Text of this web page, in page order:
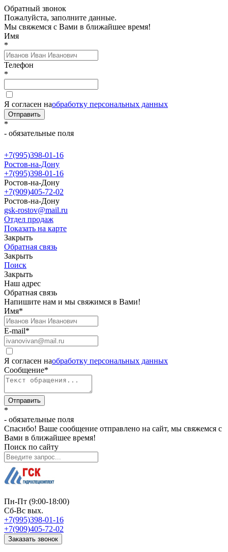
Обратный звонок
Пожалуйста, заполните данные.
Мы свяжемся с Вами в ближайшее время!
Имя
*
Телефон
*
Я согласен наобработку персональных данных
Отправить
*
- обязательные поля
+7(995)398-01-16
Ростов-на-Дону
+7(995)398-01-16
Ростов-на-Дону
+7(909)405-72-02
Ростов-на-Дону
gsk-rostov@mail.ru
Отдел продаж
Показать на карте
Закрыть
Обратная связь
Закрыть
Поиск
Закрыть
Наш адрес
Обратная связь
Напишите нам и мы свяжимся в Вами!
Имя*
E-mail*
Я согласен наобработку персональных данных
Сообщение*
Отправить
*
- обязательные поля
Спасибо! Ваше сообщение отправлено на сайт, мы свяжемся с
Вами в ближайшее время!
Поиск по сайту
Пн-Пт (9:00-18:00)
Сб-Вс вых.
+7(995)398-01-16
+7(909)405-72-02
Заказать звонок